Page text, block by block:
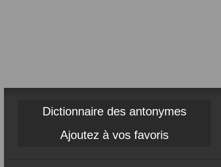
Dictionnaire des antonymes
Ajoutez à vos favoris